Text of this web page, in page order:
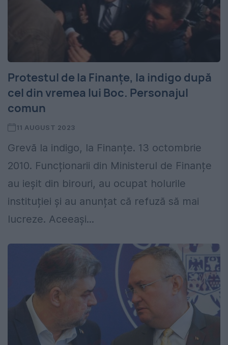
Protestul de la Finanțe, la indigo după
cel din vremea lui Boc. Personajul
comun
11 AUGUST 2023
Grevă la indigo, la Finanțe. 13 octombrie
2010. Funcționarii din Ministerul de Finanțe
au ieșit din birouri, au ocupat holurile
instituției și au anunțat că refuză să mai
lucreze. Aceeași...